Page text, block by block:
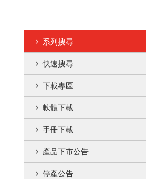
系列搜尋
快速搜尋
下載專區
軟體下載
手冊下載
產品下市公告
停產公告